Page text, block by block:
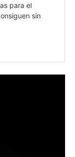
para el
sin